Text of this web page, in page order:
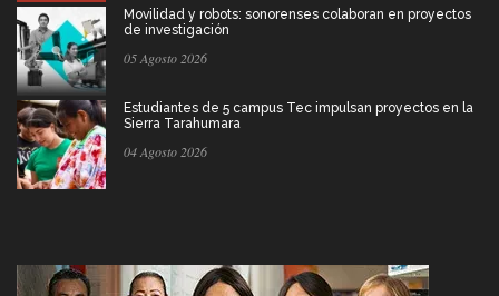
Movilidad y robots: sonorenses colaboran en proyectos
de investigación
05 Agosto 2026
Estudiantes de 5 campus Tec impulsan proyectos en la
Sierra Tarahumara
04 Agosto 2026